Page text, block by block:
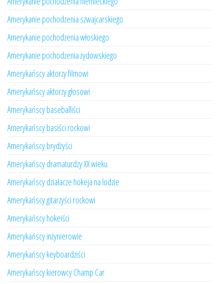
Amerykanie pochodzenia szwajcarskiego
Amerykanie pochodzenia włoskiego
Amerykanie pochodzenia żydowskiego
Amerykańscy aktorzy filmowi
Amerykańscy aktorzy głosowi
Amerykańscy baseballiści
Amerykańscy basiści rockowi
Amerykańscy brydżyści
Amerykańscy dramaturdzy XX wieku
Amerykańscy działacze hokeja na lodzie
Amerykańscy gitarzyści rockowi
Amerykańscy hokeiści
Amerykańscy inżynierowie
Amerykańscy keyboardziści
Amerykańscy kierowcy Champ Car